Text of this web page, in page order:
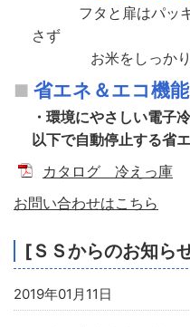
フタと扉はパッ
さず
お米をしっかり冷
省エネ＆エコ機能
・環境にやさしい電子
以下で自動停止する省
カタログ 冷えっ庫
お問い合わせはこちら
[ＳＳからのお知ら
2019年01月11日